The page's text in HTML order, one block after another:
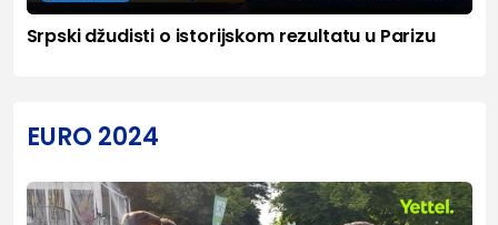
Srpski džudisti o istorijskom rezultatu u Parizu
EURO 2024